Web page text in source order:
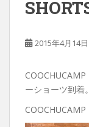
2015年4月14日
ーショーツ到着。
COOCHUCAMP